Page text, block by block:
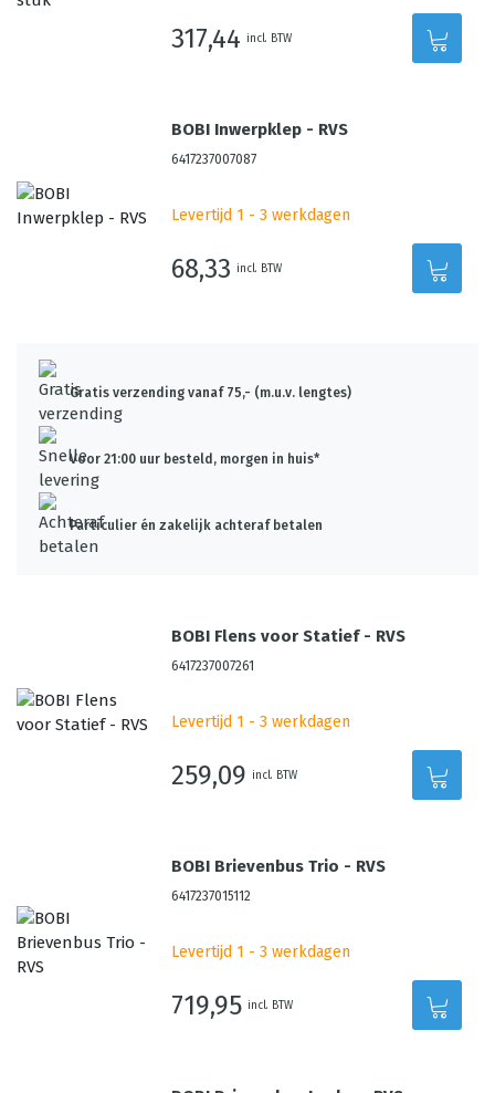
317,44 incl. BTW
BOBI Inwerpklep - RVS
6417237007087
Levertijd 1 - 3 werkdagen
68,33 incl. BTW
Gratis verzending vanaf 75,- (m.u.v. lengtes)
Voor 21:00 uur besteld, morgen in huis*
Particulier én zakelijk achteraf betalen
BOBI Flens voor Statief - RVS
6417237007261
Levertijd 1 - 3 werkdagen
259,09 incl. BTW
BOBI Brievenbus Trio - RVS
6417237015112
Levertijd 1 - 3 werkdagen
719,95 incl. BTW